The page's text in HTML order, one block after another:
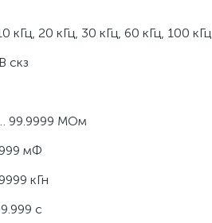
кГц, 20 кГц, 30 кГц, 60 кГц, 100 кГц
скз
99.9999 МОм
мФ
кГн
с